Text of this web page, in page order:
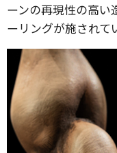
ーンの再現性の高い
ーリングが施されて